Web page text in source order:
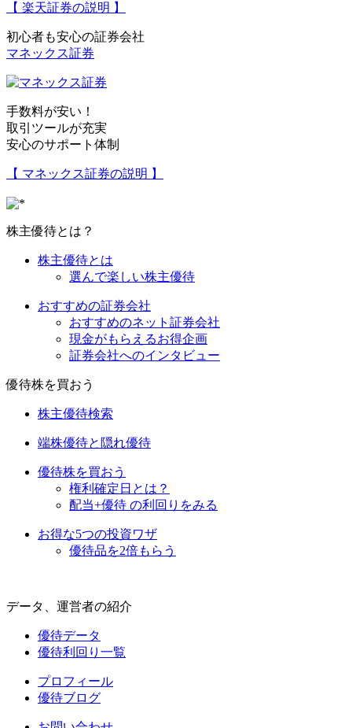
【 楽天証券の説明 】
初心者も安心の証券会社
マネックス証券
手数料が安い！
取引ツールが充実
安心のサポート体制
【 マネックス証券の説明 】
株主優待とは？
株主優待とは
選んで楽しい株主優待
おすすめの証券会社
おすすめのネット証券会社
現金がもらえるお得企画
証券会社へのインタビュー
優待株を買おう
株主優待検索
端株優待と隠れ優待
優待株を買おう
権利確定日とは？
配当+優待 の利回りをみる
お得な5つの投資ワザ
優待品を2倍もらう
データ、運営者の紹介
優待データ
優待利回り一覧
プロフィール
優待ブログ